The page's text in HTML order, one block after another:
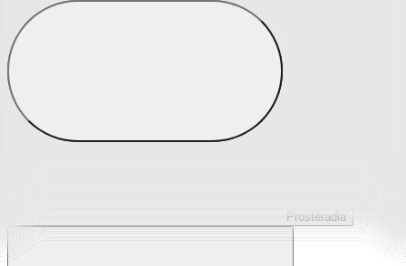
Prostěradla z mikroplyše
Prostěradla froté
Prostěradla